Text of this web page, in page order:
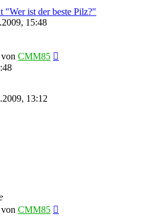
"Wer ist der beste Pilz?"
15:48
von CMM85
13:12
von CMM85